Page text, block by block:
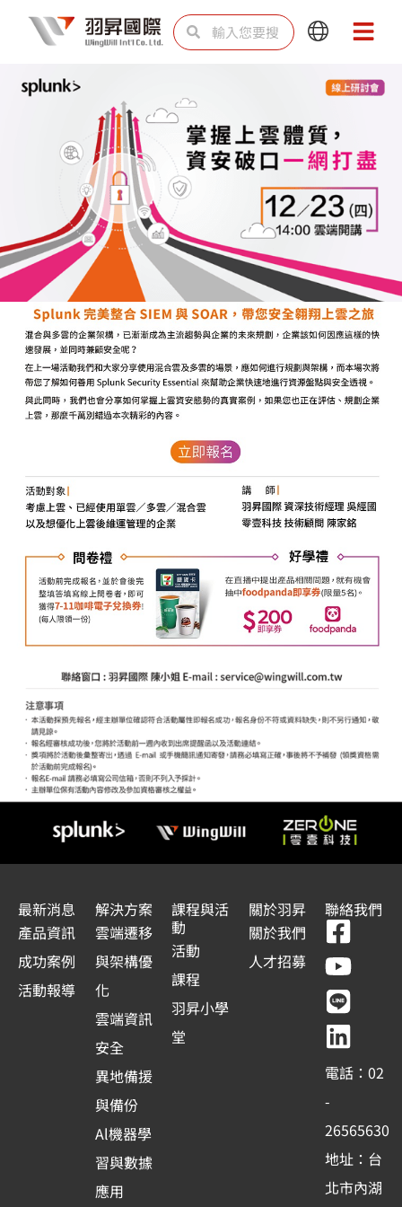
搜
尋 尋
Main
Main
最新消息
產品資訊
成功案例
活動報導
解決方案
雲端遷移
與架構優
化
雲端資訊
安全
異地備援
與備份
Al機器學
習與數據
應用
課程與活
動
活動
課程
羽昇小學
堂
關於羽昇
關於我們
人才招募
聯絡我們
F
a
c
e
b
o
o
k
-
s
Y
o
u
t
u
b
e
L
i
n
e
L
i
n
k
e
d
i
n
電話：02
-
26565630
地址：台
北市內湖